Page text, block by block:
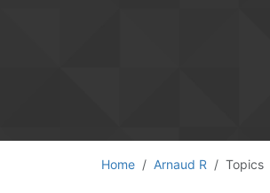
Home Arnaud R Topics